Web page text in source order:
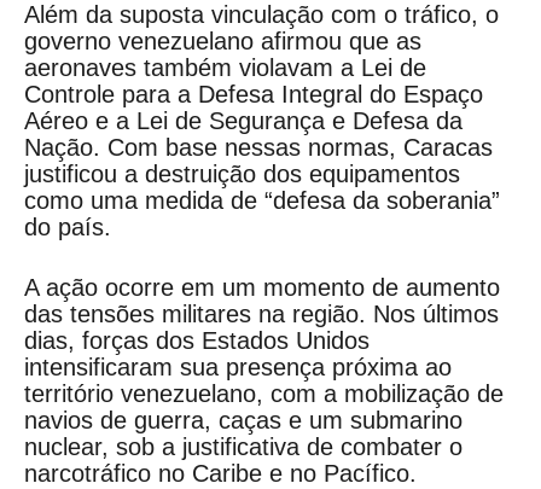
Além da suposta vinculação com o tráfico, o
governo venezuelano afirmou que as
aeronaves também violavam a Lei de
Controle para a Defesa Integral do Espaço
Aéreo e a Lei de Segurança e Defesa da
Nação. Com base nessas normas, Caracas
justificou a destruição dos equipamentos
como uma medida de “defesa da soberania”
do país.
A ação ocorre em um momento de aumento
das tensões militares na região. Nos últimos
dias, forças dos Estados Unidos
intensificaram sua presença próxima ao
território venezuelano, com a mobilização de
navios de guerra, caças e um submarino
nuclear, sob a justificativa de combater o
narcotráfico no Caribe e no Pacífico.